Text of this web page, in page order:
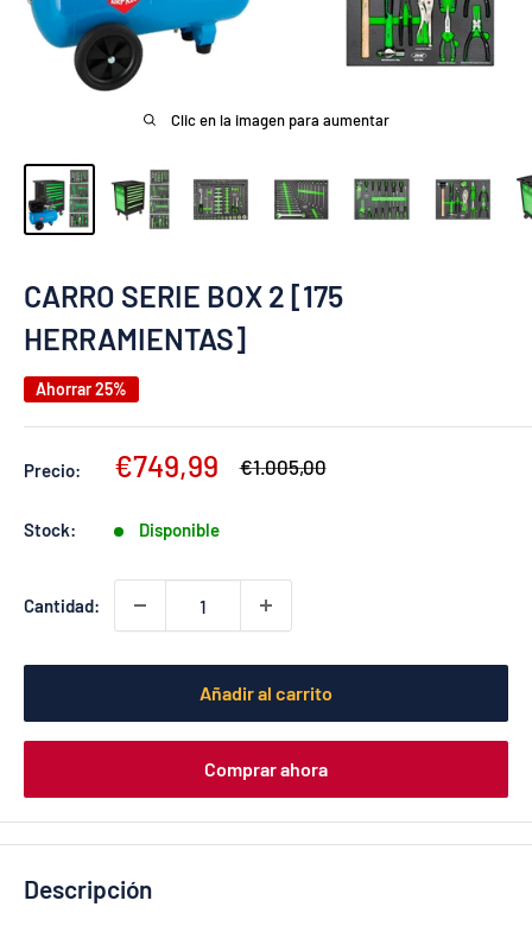
Clic en la imagen para aumentar
CARRO SERIE BOX 2 [175
HERRAMIENTAS]
Ahorrar 25%
Precio:
Precio
venta
€749,99
Precio
€1.005,00
Stock: Disponible
Cantidad:
Añadir al carrito
Comprar ahora
Descripción